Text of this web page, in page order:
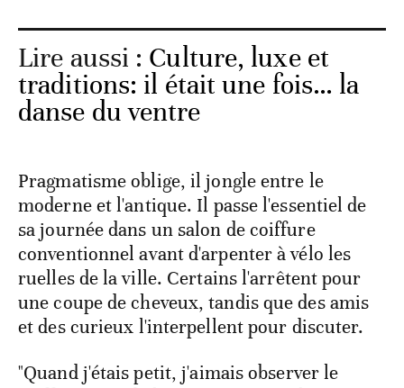
Lire aussi : Culture, luxe et
traditions: il était une fois… la
danse du ventre
Pragmatisme oblige, il jongle entre le
moderne et l'antique. Il passe l'essentiel de
sa journée dans un salon de coiffure
conventionnel avant d'arpenter à vélo les
ruelles de la ville. Certains l'arrêtent pour
une coupe de cheveux, tandis que des amis
et des curieux l'interpellent pour discuter.
"Quand j'étais petit, j'aimais observer le